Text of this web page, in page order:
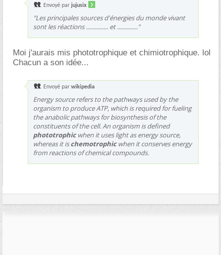
Envoyé par jujusix
"Les principales sources d'énergies du monde vivant
sont les réactions ............... et .............."
Moi j'aurais mis phototrophique et chimiotrophique. lol
Chacun a son idée...
Envoyé par wikipedia
Energy source refers to the pathways used by the
organism to produce ATP, which is required for fueling
the anabolic pathways for biosynthesis of the
constituents of the cell. An organism is defined
phototrophicwhen it uses light as energy source,
whereas it ischemotrophicwhen it conserves energy
from reactions of chemical compounds.